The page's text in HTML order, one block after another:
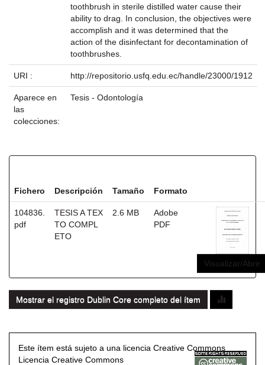
toothbrush in sterile distilled water cause their
ability to drag. In conclusion, the objectives were
accomplish and it was determined that the
action of the disinfectant for decontamination of
toothbrushes.
URI : http://repositorio.usfq.edu.ec/handle/23000/1912
Aparece en
las
colecciones:
Tesis - Odontología
Fichero Descripción Tamaño Formato
104836.
pdf
TESIS A TEX
TO COMPL
ETO
2.6 MB
Adobe
PDF
Visualizar/Abrir
Mostrar el registro Dublin Core completo del ítem
Este ítem está sujeto a una licencia Creative Commons
Licencia Creative Commons